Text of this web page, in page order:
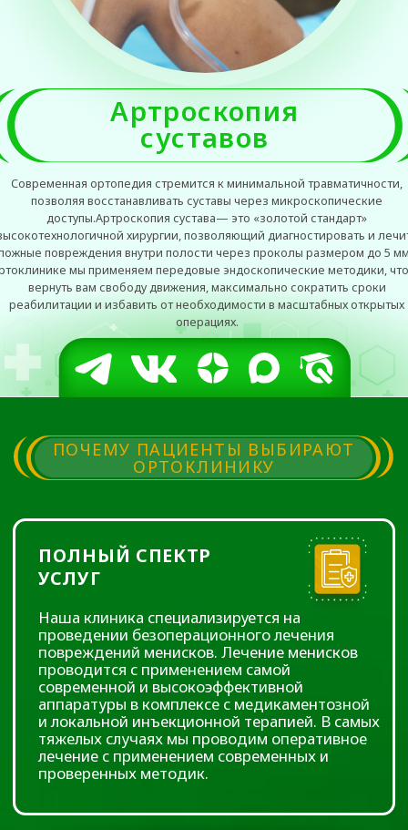
Современная ортопедия стремится к минимальной травматичности,
позволяя восстанавливать суставы через микроскопические
доступы.Артроскопия сустава— это «золотой стандарт»
хирургии, позволяющий диагностировать и лечить
повреждения внутри полости через проколы размером до 5 мм. В
вернуть вам свободу движения, максимально сократить сроки
реабилитации и избавить от необходимости в масштабных открытых
операциях.
ПОЧЕМУ ПАЦИЕНТЫ ВЫБИРАЮТ
ОРТОКЛИНИКУ
ПОЛНЫЙ СПЕКТР
УСЛУГ
Наша клиника специализируется на
проведении безоперационного лечения
повреждений менисков. Лечение менисков
проводится с применением самой
современной и высокоэффективной
аппаратуры в комплексе с медикаментозной
проверенных методик.
ПРАКТИЧЕСКИЙ
ОПЫТ
Наши врачи обладают большим опытом
используют самое лучшее и передовое в
хирургическом подходе. Наши врачи –
оперирующие хирурги ведущих клиник
Тюменской области. Это профессионалы
высочайшего класса и любящие свою
профессию люди.